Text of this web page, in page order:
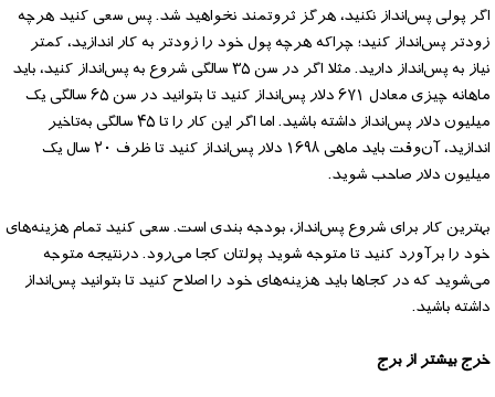
اگر پولی پس‌انداز نکنید، هرگز ثروتمند نخواهید شد. پس سعی کنید هرچه
زودتر پس‌انداز کنید؛ چراکه هرچه پول خود را زودتر به کار اندازید، کمتر
نیاز به پس‌انداز دارید. مثلا اگر در سن ۳۵ سالگی شروع به پس‌انداز کنید، باید
ماهانه چیزی معادل ۶۷۱ دلار پس‌انداز کنید تا بتوانید در سن ۶۵ سالگی یک
میلیون دلار پس‌انداز داشته باشید. اما اگر این کار را تا ۴۵ سالگی به‌تاخیر
اندازید، آن‌وقت باید ماهی ۱۶۹۸ دلار پس‌انداز کنید تا ظرف ۲۰ سال یک
میلیون دلار صاحب شوید.
بهترین کار برای شروع پس‌انداز، بودجه بندی است. سعی کنید تمام هزینه‌های
خود را برآورد کنید تا متوجه شوید پولتان کجا می‌رود. درنتیجه متوجه
می‌شوید که در کجاها باید هزینه‌های خود را اصلاح کنید تا بتوانید پس‌انداز
داشته باشید.
خرج بیشتر از برج